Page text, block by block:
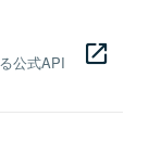
公式API